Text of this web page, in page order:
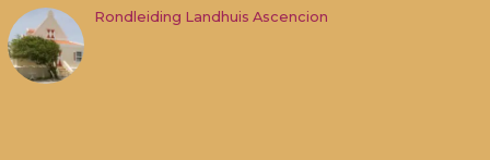
Rondleiding Landhuis Ascencion